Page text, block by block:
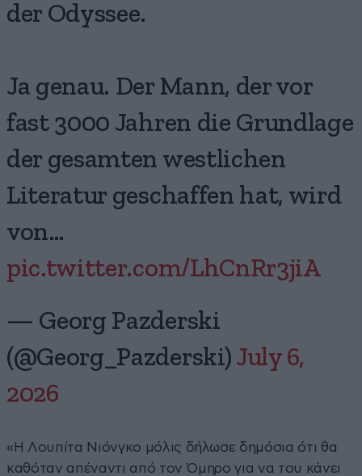
der Odyssee.
Ja genau. Der Mann, der vor
fast 3000 Jahren die Grundlage
der gesamten westlichen
Literatur geschaffen hat, wird
von…
pic.twitter.com/LhCnRr3jiA
— Georg Pazderski
(@Georg_Pazderski) July 6,
2026
«Η Λουπίτα Νιόνγκο μόλις δήλωσε δημόσια ότι θα
καθόταν απέναντι από τον Όμηρο για να του κάνει